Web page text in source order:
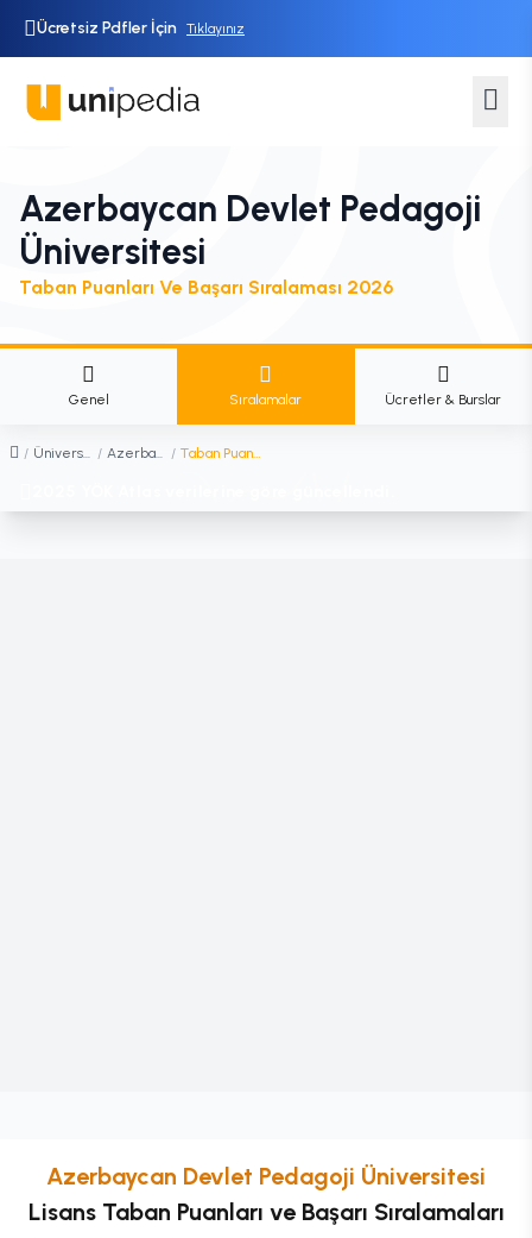
Ücretsiz Pdfler İçin Tıklayınız
Azerbaycan Devlet Pedagoji
Üniversitesi
Taban Puanları Ve Başarı Sıralaması 2026
Genel Sıralamalar Ücretler & Burslar
/ Üniversiteler / Azerbaycan Devlet Pedagoji Üniversitesi / Taban Puanları ve Başarı Sıralaması
Azerbaycan Devlet Pedagoji Üniversitesi
LisansTaban Puanları ve Başarı Sıralamaları